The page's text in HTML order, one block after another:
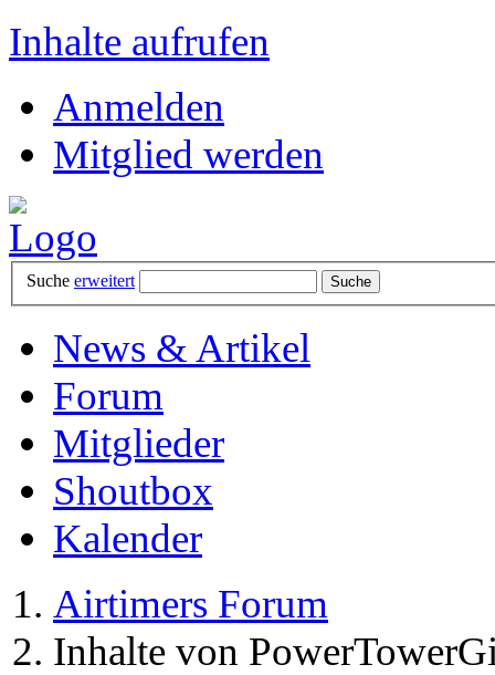
Inhalte aufrufen
Anmelden
Mitglied werden
Suche erweitert
News & Artikel
Forum
Mitglieder
Shoutbox
Kalender
Airtimers Forum
Inhalte von